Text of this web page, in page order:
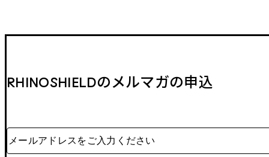
RHINOSHIELDのメルマガの申込
メールアドレスをご入力ください